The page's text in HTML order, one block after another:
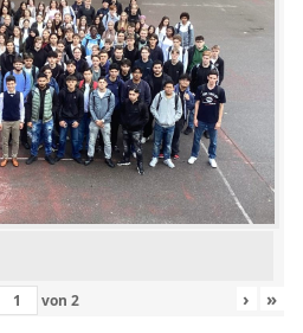
von 2 › »